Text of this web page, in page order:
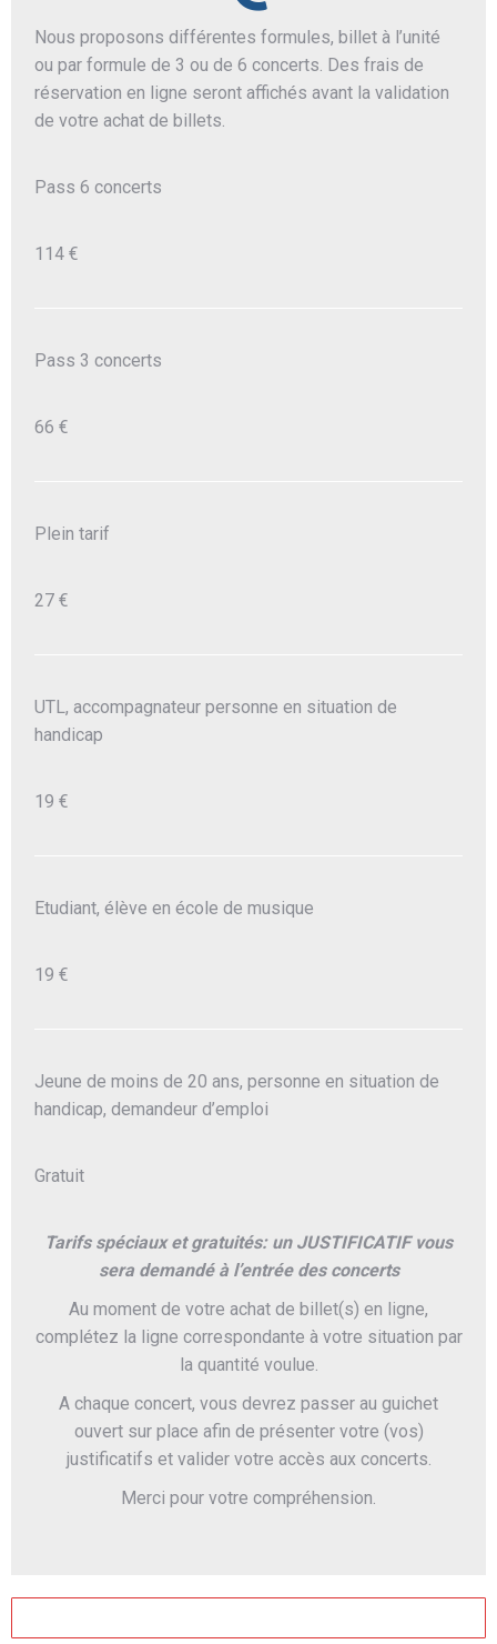
Nous proposons différentes formules, billet à l’unité
ou par formule de 3 ou de 6 concerts. Des frais de
réservation en ligne seront affichés avant la validation
de votre achat de billets.
Pass 6 concerts
114 €
Pass 3 concerts
66 €
Plein tarif
27 €
UTL, accompagnateur personne en situation de
handicap
19 €
Etudiant, élève en école de musique
19 €
Jeune de moins de 20 ans, personne en situation de
handicap, demandeur d’emploi
Gratuit
Tarifs spéciaux et gratuités: un JUSTIFICATIF vous
sera demandé à l’entrée des concerts
Au moment de votre achat de billet(s) en ligne,
complétez la ligne correspondante à votre situation par
la quantité voulue.
A chaque concert, vous devrez passer au guichet
ouvert sur place afin de présenter votre (vos)
justificatifs et valider votre accès aux concerts.
Merci pour votre compréhension.